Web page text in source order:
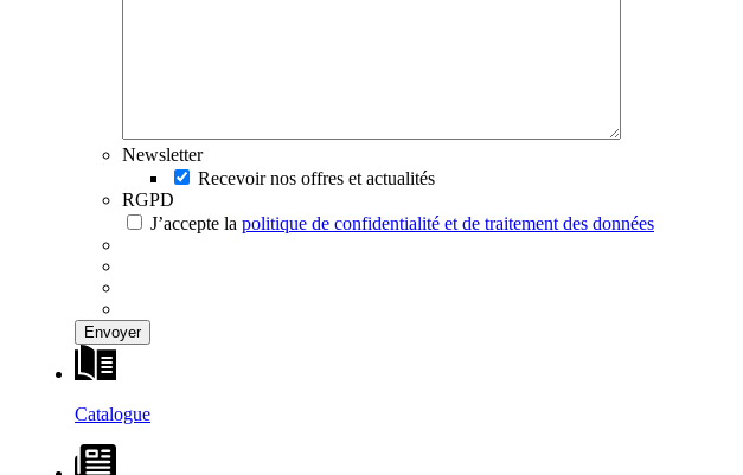
Newsletter
Recevoir nos offres et actualités
RGPD
J’accepte la politique de confidentialité et de traitement des données
Catalogue